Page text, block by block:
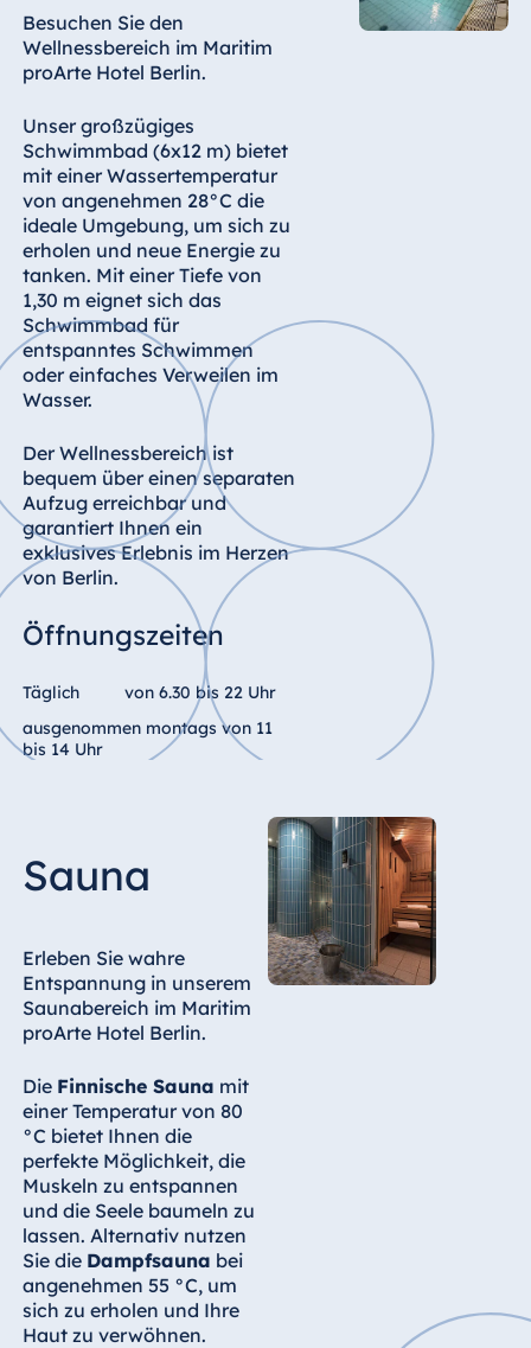
Schlossgarten
Fulda
Airport Hotel
Hotel Ingolstadt
Hotel Bellevue
Kiel
Hotel Köln
Hotel
Königswinter
Hotel Magdeburg
Hotel München
Hotel Stuttgart
Seehotel
Timmendorfer
Strand
TitiseeHotel
Titisee-Neustadt
Strandhotel
Hotel Ulm
Star-Apart Hansa
Hotel Wiesbaden
Hotel Würzburg
Jolie Ville Resort
El Sheikh
Hotel Plaza
Tirana
Resort Marina
Bay
Bulgarien
Hotel Paradise
Besuchen Sie den
Wellnessbereich im Maritim
proArte Hotel Berlin.
Unser großzügiges
Schwimmbad (6x12 m) bietet
mit einer Wassertemperatur
von angenehmen 28°C die
ideale Umgebung, um sich zu
erholen und neue Energie zu
tanken. Mit einer Tiefe von
1,30 m eignet sich das
Schwimmbad für
entspanntes Schwimmen
oder einfaches Verweilen im
Wasser.
Der Wellnessbereich ist
bequem über einen separaten
Aufzug erreichbar und
garantiert Ihnen ein
exklusives Erlebnis im Herzen
von Berlin.
Öffnungszeiten
Täglich
von 6.30 bis 22 Uhr
ausgenommen montags von 11
bis 14 Uhr
Sauna
Erleben Sie wahre
Entspannung in unserem
Saunabereich im Maritim
proArte Hotel Berlin.
Die Finnische Sauna mit
einer Temperatur von 80
°C bietet Ihnen die
perfekte Möglichkeit, die
Muskeln zu entspannen
und die Seele baumeln zu
lassen. Alternativ nutzen
Sie die Dampfsauna bei
angenehmen 55 °C, um
sich zu erholen und Ihre
Haut zu verwöhnen.